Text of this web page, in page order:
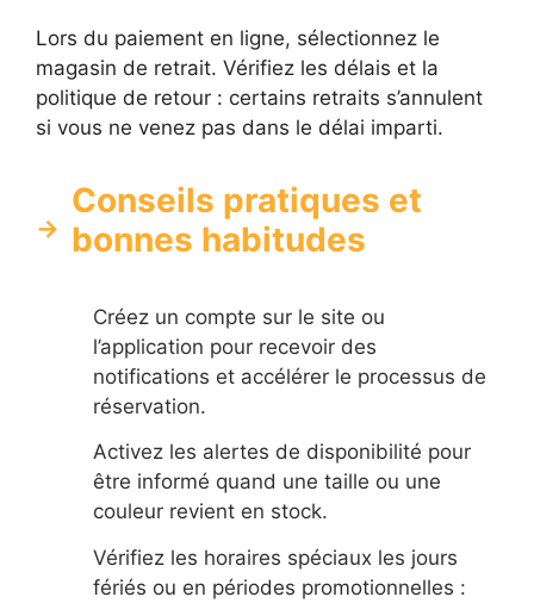
Lors du paiement en ligne, sélectionnez le
magasin de retrait. Vérifiez les délais et la
politique de retour : certains retraits s’annulent
si vous ne venez pas dans le délai imparti.
Conseils pratiques et
bonnes habitudes
Créez un compte sur le site ou
l’application pour recevoir des
notifications et accélérer le processus de
réservation.
Activez les alertes de disponibilité pour
être informé quand une taille ou une
couleur revient en stock.
Vérifiez les horaires spéciaux les jours
fériés ou en périodes promotionnelles :